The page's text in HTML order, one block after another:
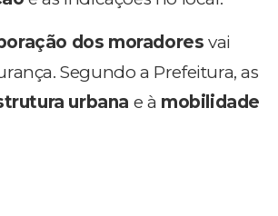
dos moradores vai
Segundo a Prefeitura, as
urbana e à mobilidade